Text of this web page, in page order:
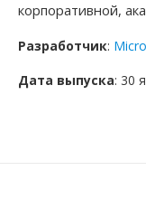
корпоративной,
Разработчик:
Дата выпуска: 30